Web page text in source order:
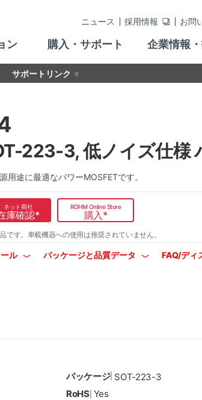
ニュース 採用情報 お問
ン 購入・サポート 企業情報
サポートリンク
223-3, 低ノイズ仕様
途に最適なパワーMOSFETです。
ネット商社
庫確認*
ROHM Online Store
購入*
です。 車載機器への使用は推奨されていません。
ル パッケージと品質データ FAQ/ディ
パッケージ| SOT-223-3
RoHS| Yes